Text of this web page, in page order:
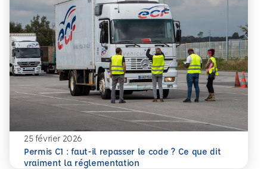
25 février 2026
Permis C1 : faut-il repasser le code ? Ce que dit
vraiment la réglementation
En savoir plus